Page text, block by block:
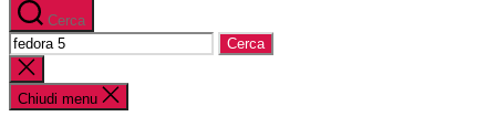
Cerca
Cerca:
Chiudi
la
ricerca
Chiudi menu